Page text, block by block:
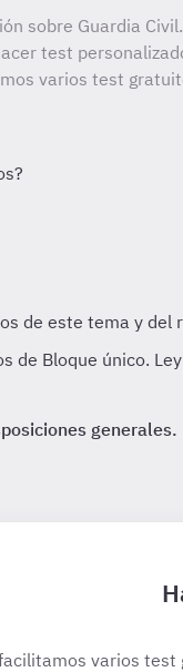
sobre Guardia
test
varios test
de Bloque único.
generales.
varios test